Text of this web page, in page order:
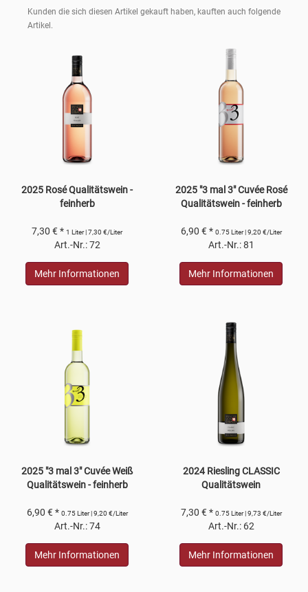
Kunden die sich diesen Artikel gekauft haben, kauften auch folgende
Artikel.
2025 Rosé Qualitätswein -
feinherb
7,30 € * 1 Liter | 7,30 €/Liter
Art.-Nr.: 72
Mehr Informationen
2025 "3 mal 3" Cuvée Rosé
Qualitätswein - feinherb
6,90 € * 0.75 Liter | 9,20 €/Liter
Art.-Nr.: 81
Mehr Informationen
2025 "3 mal 3" Cuvée Weiß
Qualitätswein - feinherb
6,90 € * 0.75 Liter | 9,20 €/Liter
Art.-Nr.: 74
Mehr Informationen
2024 Riesling CLASSIC
Qualitätswein
7,30 € * 0.75 Liter | 9,73 €/Liter
Art.-Nr.: 62
Mehr Informationen